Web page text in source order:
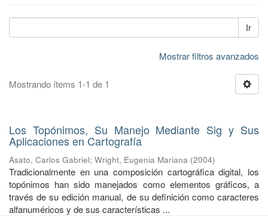
Ir
Mostrar filtros avanzados
Mostrando ítems 1-1 de 1
Los Topónimos, Su Manejo Mediante Sig y Sus
Aplicaciones en Cartografía
Asato, Carlos Gabriel; Wright, Eugenia Mariana (2004)
Tradicionalmente en una composición cartográfica digital, los
topónimos han sido manejados como elementos gráficos, a
través de su edición manual, de su definición como caracteres
alfanuméricos y de sus características ...